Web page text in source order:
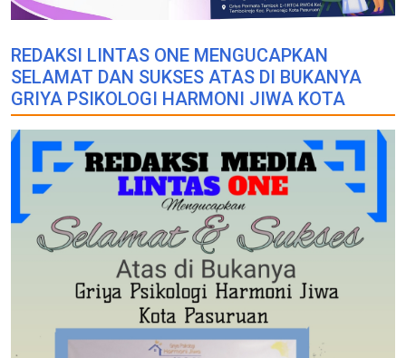
REDAKSI LINTAS ONE MENGUCAPKAN
SELAMAT DAN SUKSES ATAS DI BUKANYA
GRIYA PSIKOLOGI HARMONI JIWA KOTA